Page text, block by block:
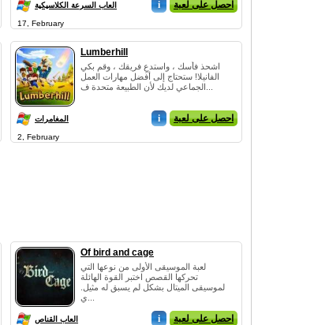
العاب السرعة الكلاسيكية i احصل على لعبة
17, February
Lumberhill
اشحذ فأسك ، واستدعِ فريقك ، وقم بكي
الفانيلا! ستحتاج إلى أفضل مهارات العمل
المغامرات i احصل على لعبة
2, February
Of bird and cage
لعبة الموسيقى الأولى من نوعها التي
تحركها القصص اختبر القوة الهائلة
لموسيقى الميتال بشكل لم يسبق له مثيل.
العاب القناص i احصل على لعبة